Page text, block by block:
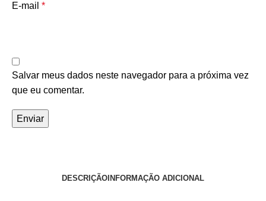
E-mail *
Salvar meus dados neste navegador para a próxima vez
que eu comentar.
DESCRIÇÃOINFORMAÇÃO ADICIONAL